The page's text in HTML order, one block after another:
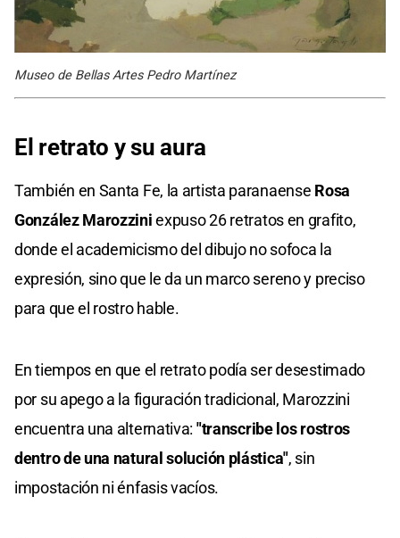
Museo de Bellas Artes Pedro Martínez
El retrato y su aura
También en Santa Fe, la artista paranaense Rosa
González Marozziniexpuso 26 retratos en grafito,
donde el academicismo del dibujo no sofoca la
expresión, sino que le da un marco sereno y preciso
para que el rostro hable.
En tiempos en que el retrato podía ser desestimado
por su apego a la figuración tradicional, Marozzini
encuentra una alternativa: "transcribe los rostros
dentro de una natural solución plástica", sin
impostación ni énfasis vacíos.